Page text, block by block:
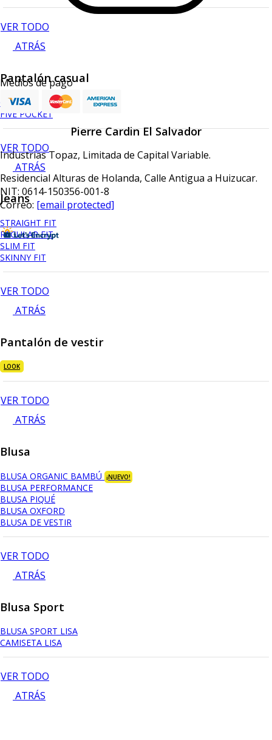
VER TODO
ATRÁS
Pantalón casual
CHINO
FIVE POCKET
VER TODO
ATRÁS
Jeans
STRAIGHT FIT
REGULAR FIT
SLIM FIT
SKINNY FIT
VER TODO
ATRÁS
Pantalón de vestir
LOOK
VER TODO
ATRÁS
Blusa
BLUSA ORGANIC BAMBÚ ¡NUEVO!
BLUSA PERFORMANCE
BLUSA PIQUÉ
BLUSA OXFORD
BLUSA DE VESTIR
VER TODO
ATRÁS
Blusa Sport
BLUSA SPORT LISA
CAMISETA LISA
VER TODO
ATRÁS
Medios de pago
Pierre Cardin El Salvador
Industrias Topaz, Limitada de Capital Variable.
Residencial Alturas de Holanda, Calle Antigua a Huizucar.
NIT: 0614-150356-001-8
Correo: [email protected]